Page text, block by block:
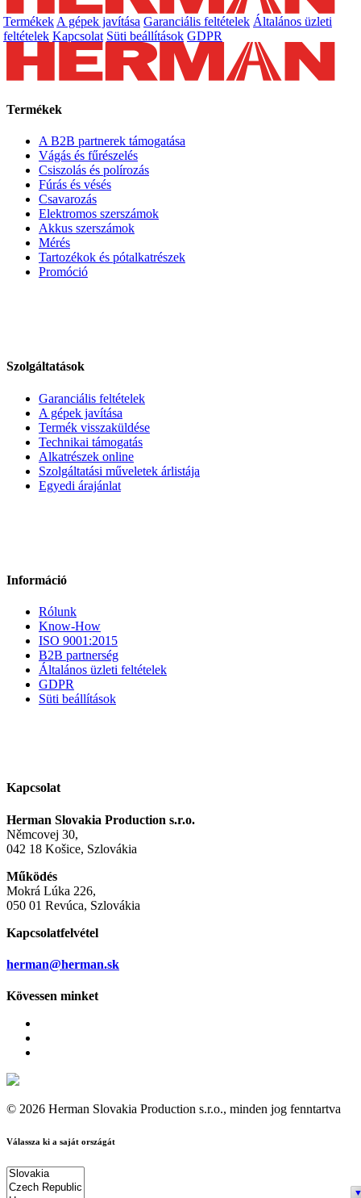
Termékek A gépek javítása Garanciális feltételek Általános üzleti
feltételek Kapcsolat Süti beállítások GDPR
Termékek
A B2B partnerek támogatása
Vágás és fűrészelés
Csiszolás és polírozás
Fúrás és vésés
Csavarozás
Elektromos szerszámok
Akkus szerszámok
Mérés
Tartozékok és pótalkatrészek
Promóció
Szolgáltatások
Garanciális feltételek
A gépek javítása
Termék visszaküldése
Technikai támogatás
Alkatrészek online
Szolgáltatási műveletek árlistája
Egyedi árajánlat
Információ
Rólunk
Know-How
ISO 9001:2015
B2B partnerség
Általános üzleti feltételek
GDPR
Süti beállítások
Kapcsolat
Herman Slovakia Production s.r.o.
Němcovej 30,
042 18 Košice, Szlovákia
Működés
Mokrá Lúka 226,
050 01 Revúca, Szlovákia
Kapcsolatfelvétel
herman@herman.sk
Kövessen minket
© 2026 Herman Slovakia Production s.r.o., minden jog fenntartva
Válassza ki a saját országát